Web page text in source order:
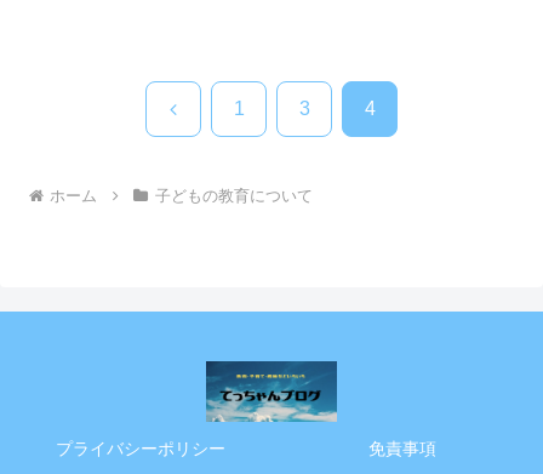
前 1 3 4
ホーム 子どもの教育について
プライバシーポリシー 免責事項